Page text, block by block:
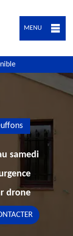
MENU
samedi
drone